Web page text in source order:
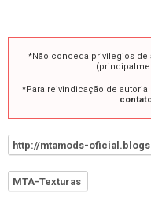
*Não conceda privilegios
*Para reivindicação de
http://mtamods-
MTA-Texturas